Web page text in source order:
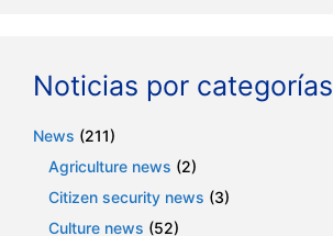
Noticias por categorías
News (211)
Agriculture news (2)
Citizen security news (3)
Culture news (52)